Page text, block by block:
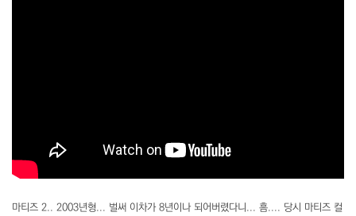
마티즈 2.. 2003년형... 벌써 이차가 8년이나 되어버렸다니... 흠.... 당시 마티즈 컬